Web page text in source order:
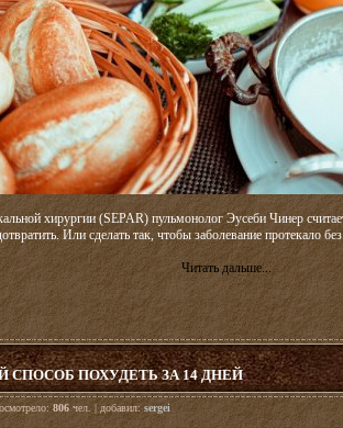
хирургии (SEPAR) пульмонолог Эусеби Чинер
Или сделать так, чтобы заболевание протекало
Читать дальше...
ПОХУДЕТЬ ЗА 14 ДНЕЙ
806чел. | добавил:sergei